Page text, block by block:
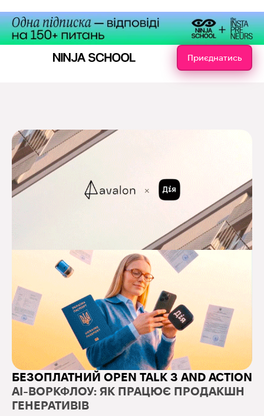
Приєднатись
БЕЗОПЛАТНИЙ OPEN TALK З AND ACTION
AI-ВОРКФЛОУ: ЯК ПРАЦЮЄ ПРОДАКШН
ГЕНЕРАТИВІВ